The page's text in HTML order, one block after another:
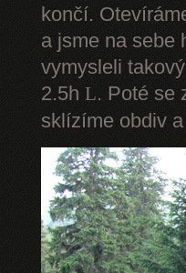
končí.
a jsme na sebe
vymysleli
2.5h L. Poté se
sklízíme obdiv